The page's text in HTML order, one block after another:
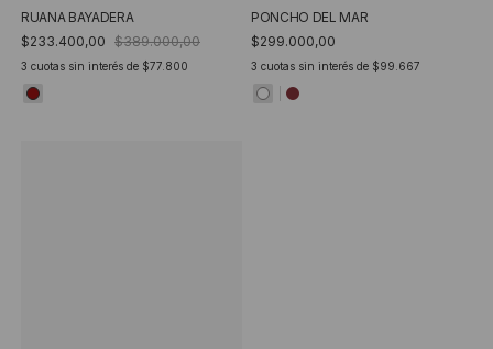
RUANA BAYADERA
$233.400,00 $389.000,00
3 cuotas sin interés de $77.800
PONCHO DEL MAR
$299.000,00
3 cuotas sin interés de $99.667